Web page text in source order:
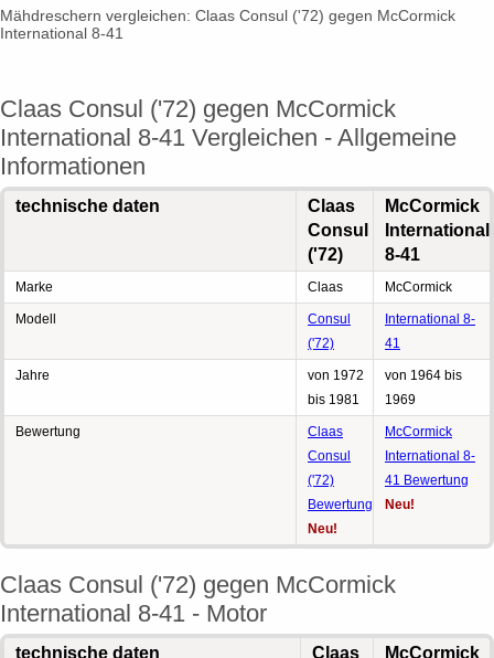
Mähdreschern vergleichen: Claas Consul ('72) gegen McCormick
International 8-41
Claas Consul ('72) gegen McCormick
International 8-41 Vergleichen - Allgemeine
Informationen
technische daten
Claas
Consul
('72)
McCormick
International
8-41
Marke Claas McCormick
Modell
Consul
('72)
International 8-
41
Jahre
von 1972
bis 1981
von 1964 bis
1969
Bewertung
Claas
Consul
('72)
Bewertung
Neu!
McCormick
International 8-
41 Bewertung
Neu!
Claas Consul ('72) gegen McCormick
International 8-41 - Motor
technische daten
Claas
McCormick